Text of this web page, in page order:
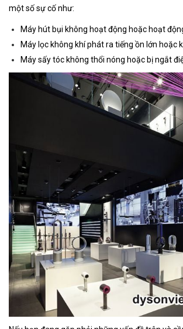
một số sự cố như:
Máy hút bụi không hoạt động hoặc hoạt
Máy lọc không khí phát ra tiếng ồn lớn hoặc
Máy sấy tóc không thổi nóng hoặc bị ngắt